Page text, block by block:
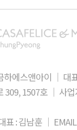
거리에 미원초등학교,
종 편의시설이 갖추어
즐길 수 있다. 내년인
가 시공하고 금하에스
으로 구성되어 있다. 2
각각 원하는 스타일로
성이다. 전 세대 청평
에는 프리스틴밸리, 아
장 큰 특징이다. 성수
이면 도착 할 수 있다
국, 면사무소, 대형마
이 전혀 없다. 주변
빗한 여가시간을 즐
하에스앤아이 │ 대
309, 1507호 │ 사
표 : 김남훈 │